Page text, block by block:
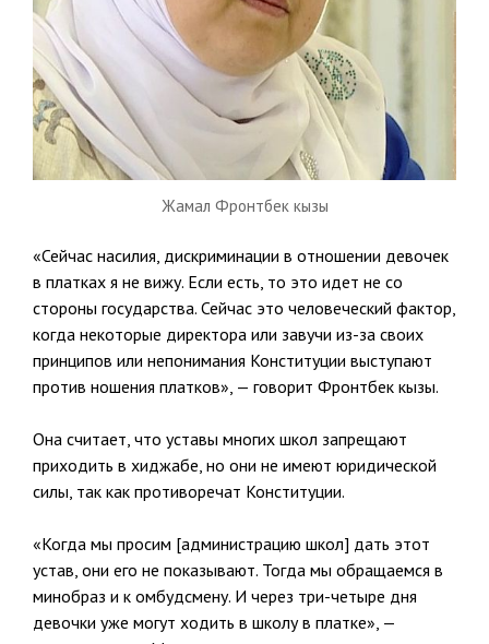
Жамал Фронтбек кызы
«Сейчас насилия, дискриминации в отношении девочек
в платках я не вижу. Если есть, то это идет не со
стороны государства. Сейчас это человеческий фактор,
когда некоторые директора или завучи из-за своих
принципов или непонимания Конституции выступают
против ношения платков», — говорит Фронтбек кызы.
Она считает, что уставы многих школ запрещают
приходить в хиджабе, но они не имеют юридической
силы, так как противоречат Конституции.
«Когда мы просим [администрацию школ] дать этот
устав, они его не показывают. Тогда мы обращаемся в
минобраз и к омбудсмену. И через три-четыре дня
девочки уже могут ходить в школу в платке», —